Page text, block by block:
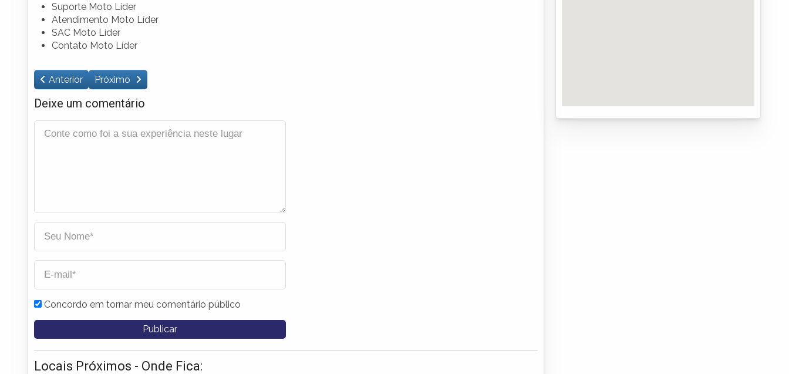
Suporte Moto Líder
Atendimento Moto Líder
SAC Moto Líder
Contato Moto Líder
Anterior Próximo
Deixe um comentário
Concordo em tornar meu comentário público
Locais Próximos - Onde Fica: